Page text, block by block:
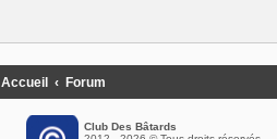
Accueil Forum
Club Des Bâtards